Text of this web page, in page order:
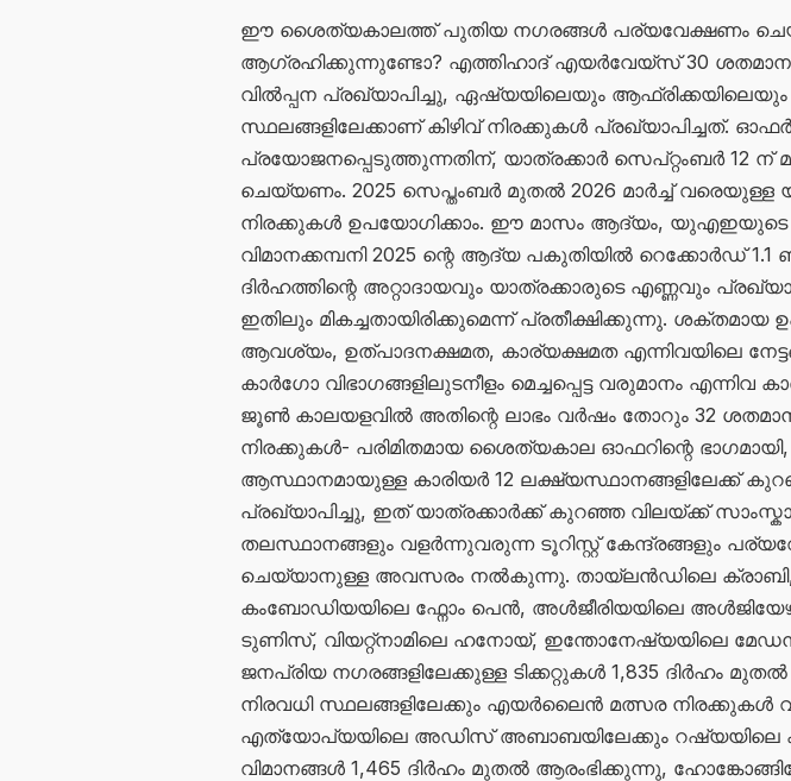
ഈ ശൈത്യകാലത്ത് പുതിയ നഗരങ്ങൾ പര്യവേക്ഷണം
ആഗ്രഹിക്കുന്നുണ്ടോ? എത്തിഹാദ് എയർവേയ്‌സ് 30 ശതമാനം
വിൽപ്പന പ്രഖ്യാപിച്ചു, ഏഷ്യയിലെയും ആഫ്രിക്കയിലെയും
സ്ഥലങ്ങളിലേക്കാണ് കിഴിവ് നിരക്കുകൾ പ്രഖ്യാപിച്ചത്. ഓഫർ
പ്രയോജനപ്പെടുത്തുന്നതിന്, യാത്രക്കാർ സെപ്റ്റംബർ 12 ന്
ചെയ്യണം. 2025 സെപ്തംബർ മുതൽ 2026 മാർച്ച് വരെയുള്ള
നിരക്കുകൾ ഉപയോഗിക്കാം. ഈ മാസം ആദ്യം, യുഎഇയുടെ
വിമാനക്കമ്പനി 2025 ന്റെ ആദ്യ പകുതിയിൽ റെക്കോർഡ്
ദിർഹത്തിന്റെ അറ്റാദായവും യാത്രക്കാരുടെ എണ്ണവും
ഇതിലും മികച്ചതായിരിക്കുമെന്ന് പ്രതീക്ഷിക്കുന്നു.
ആവശ്യം, ഉത്പാദനക്ഷമത, കാര്യക്ഷമത എന്നിവയിലെ
കാർഗോ വിഭാഗങ്ങളിലുടനീളം മെച്ചപ്പെട്ട വരുമാനം എന്നിവ
ജൂൺ കാലയളവിൽ അതിന്റെ ലാഭം വർഷം തോറും 32
നിരക്കുകൾ- പരിമിതമായ ശൈത്യകാല ഓഫറിന്റെ
ആസ്ഥാനമായുള്ള കാരിയർ 12 ലക്ഷ്യസ്ഥാനങ്ങളിലേക്ക്
പ്രഖ്യാപിച്ചു, ഇത് യാത്രക്കാർക്ക് കുറഞ്ഞ വിലയ്ക്ക്
തലസ്ഥാനങ്ങളും വളർന്നുവരുന്ന ടൂറിസ്റ്റ് കേന്ദ്രങ്ങളും
ചെയ്യാനുള്ള അവസരം നൽകുന്നു. തായ്‌ലൻഡിലെ ക്രാബി,
കംബോഡിയയിലെ ഫ്നോം പെൻ, അൾജീരിയയിലെ
ടുണിസ്, വിയറ്റ്നാമിലെ ഹനോയ്, ഇന്തോനേഷ്യയിലെ
ജനപ്രിയ നഗരങ്ങളിലേക്കുള്ള ടിക്കറ്റുകൾ 1,835 ദിർഹം മുതൽ
നിരവധി സ്ഥലങ്ങളിലേക്കും എയർലൈൻ മത്സര നിരക്കുകൾ
എത്യോപ്യയിലെ അഡിസ് അബാബയിലേക്കും റഷ്യയിലെ
വിമാനങ്ങൾ 1,465 ദിർഹം മുതൽ ആരംഭിക്കുന്നു,